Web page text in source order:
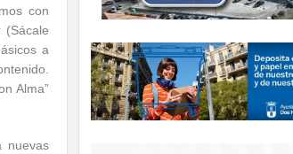
con
(Sácale
a
Alma”
nuevas